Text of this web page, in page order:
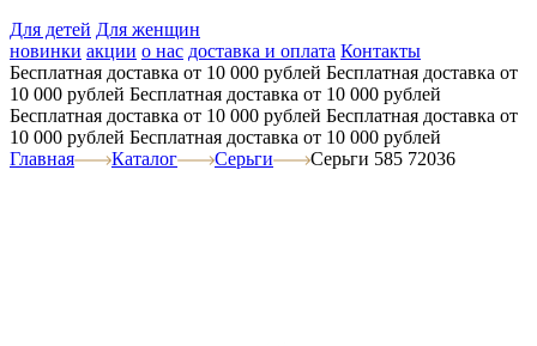
Для детей Для женщин
новинки акции о нас доставка и оплата Контакты
Бесплатная доставка от 10 000 рублей Бесплатная доставка от
10 000 рублей Бесплатная доставка от 10 000 рублей
Бесплатная доставка от 10 000 рублей Бесплатная доставка от
10 000 рублей Бесплатная доставка от 10 000 рублей
Главная
Каталог Серьги Серьги 585 72036